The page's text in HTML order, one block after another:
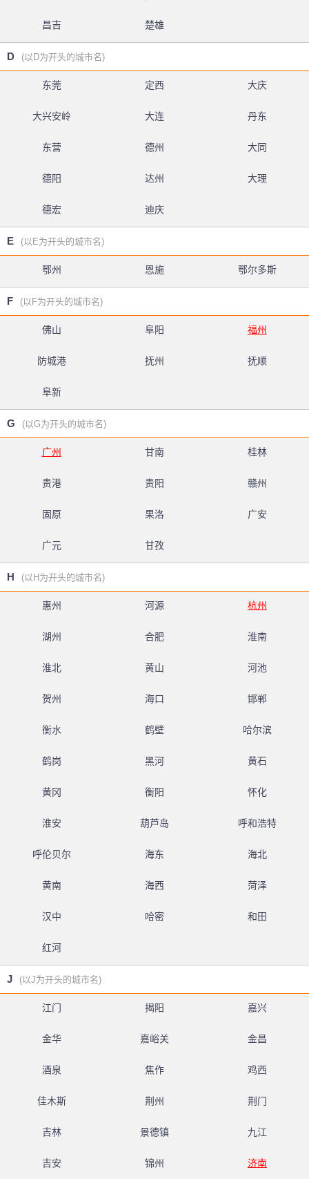
昌吉 楚雄
D (以D为开头的城市名)
东莞 定西 大庆
大兴安岭 大连 丹东
东营 德州 大同
德阳 达州 大理
德宏 迪庆
E (以E为开头的城市名)
鄂州 恩施 鄂尔多斯
F (以F为开头的城市名)
佛山 阜阳 福州
防城港 抚州 抚顺
阜新
G (以G为开头的城市名)
广州 甘南 桂林
贵港 贵阳 赣州
固原 果洛 广安
广元 甘孜
H (以H为开头的城市名)
惠州 河源 杭州
湖州 合肥 淮南
淮北 黄山 河池
贺州 海口 邯郸
衡水 鹤壁 哈尔滨
鹤岗 黑河 黄石
黄冈 衡阳 怀化
淮安 葫芦岛 呼和浩特
呼伦贝尔 海东 海北
黄南 海西 菏泽
汉中 哈密 和田
红河
J (以J为开头的城市名)
江门 揭阳 嘉兴
金华 嘉峪关 金昌
酒泉 焦作 鸡西
佳木斯 荆州 荆门
吉林 景德镇 九江
吉安 锦州 济南